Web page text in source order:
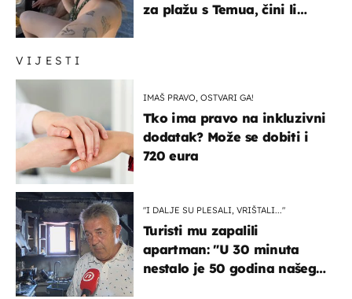
VIJESTI
IMAŠ PRAVO, OSTVARI GA!
Tko ima pravo na inkluzivni
dodatak? Može se dobiti i
720 eura
"I DALJE SU PLESALI, VRIŠTALI..."
Turisti mu zapalili
apartman: "U 30 minuta
nestalo je 50 godina našeg
za plažu s Temua, čini li